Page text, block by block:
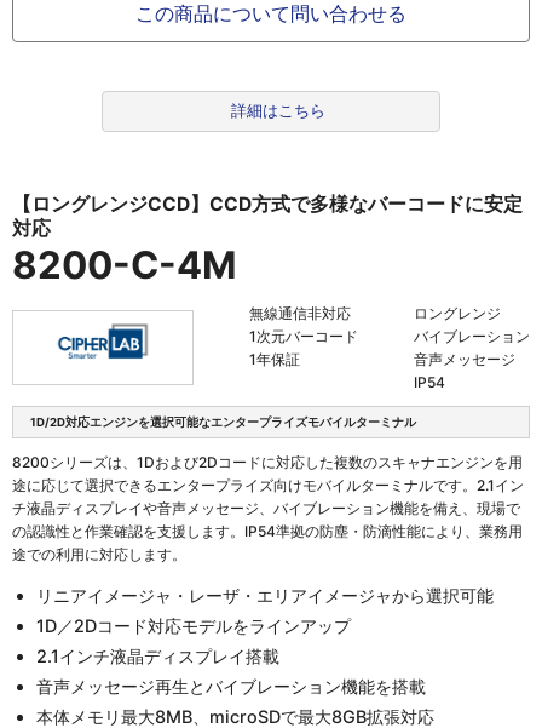
この商品について問い合わせる
詳細はこちら
【ロングレンジCCD】CCD方式で多様なバーコードに安定
対応
8200-C-4M
無線通信非対応
1次元バーコード
1年保証
ロングレンジ
バイブレーション
音声メッセージ
IP54
1D/2D対応エンジンを選択可能なエンタープライズモバイルターミナル
8200シリーズは、1Dおよび2Dコードに対応した複数のスキャナエンジンを用
途に応じて選択できるエンタープライズ向けモバイルターミナルです。2.1イン
チ液晶ディスプレイや音声メッセージ、バイブレーション機能を備え、現場で
の認識性と作業確認を支援します。IP54準拠の防塵・防滴性能により、業務用
途での利用に対応します。
リニアイメージャ・レーザ・エリアイメージャから選択可能
1D／2Dコード対応モデルをラインアップ
2.1インチ液晶ディスプレイ搭載
音声メッセージ再生とバイブレーション機能を搭載
本体メモリ最大8MB、microSDで最大8GB拡張対応